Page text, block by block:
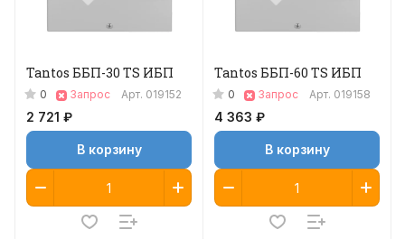
Tantos ББП-30 TS ИБП
0 Запрос Арт. 019152
2 721 ₽
В корзину
Tantos ББП-60 TS ИБП
0 Запрос Арт. 019158
4 363 ₽
В корзину